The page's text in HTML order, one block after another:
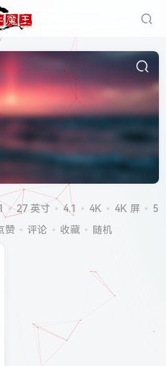
27 英寸 4.1 4K 4K 屏
5G
赞 评论 收藏 随机